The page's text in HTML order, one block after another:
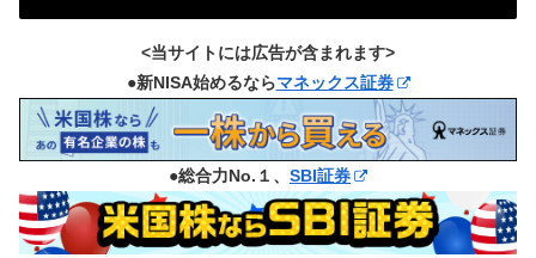
<当サイトには広告が含まれます>
●新NISA始めるならマネックス証券
●総合力No.１、 SBI証券